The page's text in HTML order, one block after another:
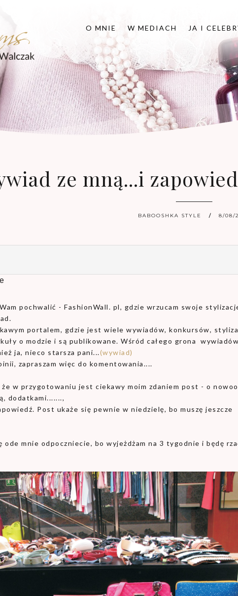
O MNIE W MEDIACH JA I
ze mną...i
BABOOSHKA STYLE 8/08/
pochwalić - FashionWall. pl, gdzie wrzucam swoje
portalem, gdzie jest wiele wywiadów, konkursów,
o modzie i są publikowane. Wśród całego grona wywiadów
ja, nieco starsza pani...(wywiad)
zapraszam więc do komentowania....
że w przygotowaniu jest ciekawy moim zdaniem post - o
dodatkami.......,
Post ukaże się pewnie w niedzielę, bo muszę jeszcze
ode mnie odpoczniecie, bo wyjeżdżam na 3 tygodnie i będę